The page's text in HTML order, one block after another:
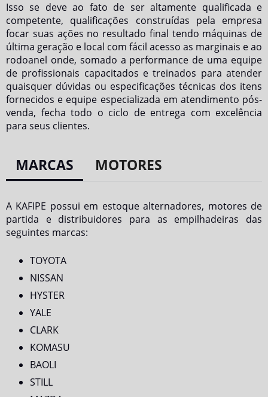
Isso se deve ao fato de ser altamente qualificada e
competente, qualificações construídas pela empresa
focar suas ações no resultado final tendo máquinas de
última geração e local com fácil acesso as marginais e ao
rodoanel onde, somado a performance de uma equipe
de profissionais capacitados e treinados para atender
quaisquer dúvidas ou especificações técnicas dos itens
fornecidos e equipe especializada em atendimento pós-
venda, fecha todo o ciclo de entrega com excelência
para seus clientes.
MARCAS MOTORES
A KAFIPE possui em estoque alternadores, motores de
partida e distribuidores para as empilhadeiras das
seguintes marcas:
TOYOTA
NISSAN
HYSTER
YALE
CLARK
KOMASU
BAOLI
STILL